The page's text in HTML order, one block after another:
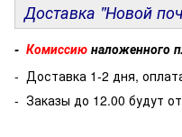
Доставка "Новой
- Комиссию наложенного
- Доставка 1-2 дня,
- Заказы до 12.00 будут